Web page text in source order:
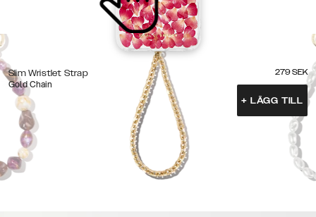
Slim Wristlet Strap
Gold Chain
279 SEK
+ LÄGG TILL